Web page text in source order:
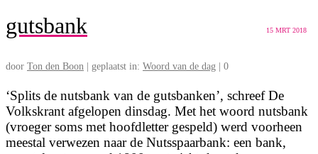
15 MRT 2018
gutsbank
door Ton den Boon geplaatst in: Woord van de dag 0
‘Splits de nutsbank van de gutsbanken’, schreef De
Volkskrant afgelopen dinsdag. Met het woord nutsbank
(vroeger soms met hoofdletter gespeld) werd voorheen
meestal verwezen naar de Nutsspaarbank: een bank,